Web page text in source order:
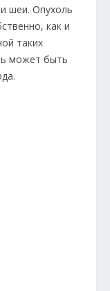
шеи. Опухоль
как и
таких
может быть